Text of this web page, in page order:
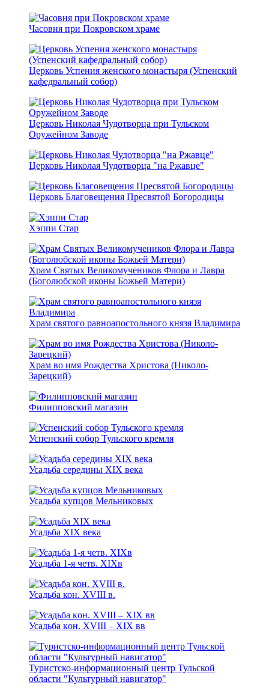
Часовня при Покровском храме
Церковь Успения женского монастыря (Успенский
кафедральный собор)
Церковь Николая Чудотворца при Тульском
Оружейном Заводе
Церковь Николая Чудотворца "на Ржавце"
Церковь Благовещения Пресвятой Богородицы
Хэппи Стар
Храм Святых Великомучеников Флора и Лавра
(Боголюбской иконы Божьей Матери)
Храм святого равноапостольного князя Владимира
Храм во имя Рождества Христова (Николо-
Зарецкий)
Филипповский магазин
Успенский собор Тульского кремля
Усадьба середины XIX века
Усадьба купцов Мельниковых
Усадьба XIX века
Усадьба 1-я чeтв. XIXв
Усадьба кон. XVIII в.
Усадьба кoн. XVIII – XIX вв
Туристско-информационный центр Тульской
области "Культурный навигатор"